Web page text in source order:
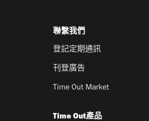
聯繫我們
登記定期通訊
刊登廣告
Time Out Market
Time Out產品